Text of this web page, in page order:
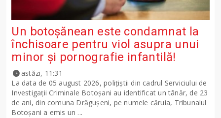
Un botoșănean este condamnat la
închisoare pentru viol asupra unui
minor și pornografie infantilă!
astăzi, 11:31
La data de 05 august 2026, polițiștii din cadrul Serviciului de
Investigații Criminale Botoșani au identificat un tânăr, de 23
de ani, din comuna Drăgușeni, pe numele căruia, Tribunalul
Botoșani a emis un ...